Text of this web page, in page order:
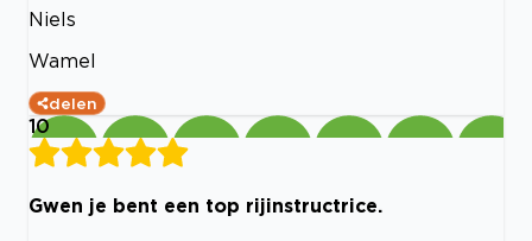
Niels
Wamel
delen
10
Gwen je bent een top rijinstructrice.